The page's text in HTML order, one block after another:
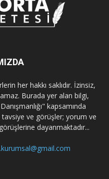
her hakkı saklıdır. İzinsiz,
Burada yer alan bilgi,
kapsamında
ve görüşler; yorum ve
dayanmaktadır...